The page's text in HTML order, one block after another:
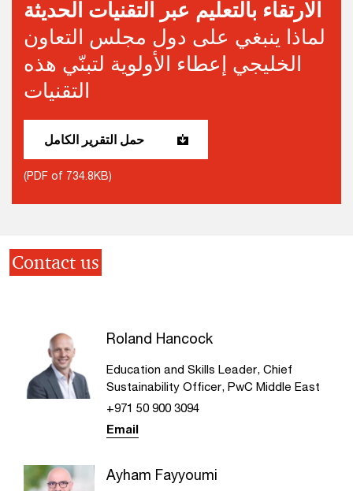
الارتقاء بالتعليم عبر التقنيات الحديثة
لماذا ينبغي على دول مجلس التعاون
الخليجي إعطاء الأولوية لتبنّي هذه
التقنيات
حمل التقرير الكامل
(PDF of 734.8KB)
Contact us
Roland Hancock
Education and Skills Leader, Chief
Sustainability Officer, PwC Middle East
+971 50 900 3094
Email
Ayham Fayyoumi